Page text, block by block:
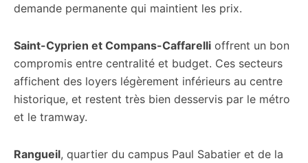
demande permanente qui maintient les prix.
Saint-Cyprien et Compans-Caffarelli offrent un bon
compromis entre centralité et budget. Ces secteurs
affichent des loyers légèrement inférieurs au centre
historique, et restent très bien desservis par le métro
et le tramway.
Rangueil, quartier du campus Paul Sabatier et de la